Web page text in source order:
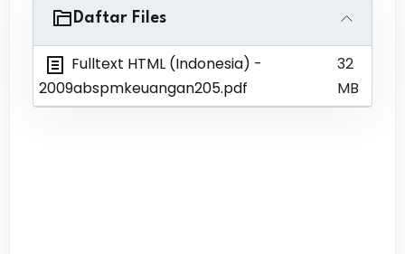
Daftar Files
Fulltext HTML (Indonesia) -
2009abspmkeuangan205.pdf
32
MB